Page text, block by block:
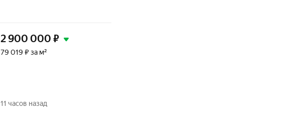
2 900 000 ₽
79 019 ₽ за м²
11 часов назад